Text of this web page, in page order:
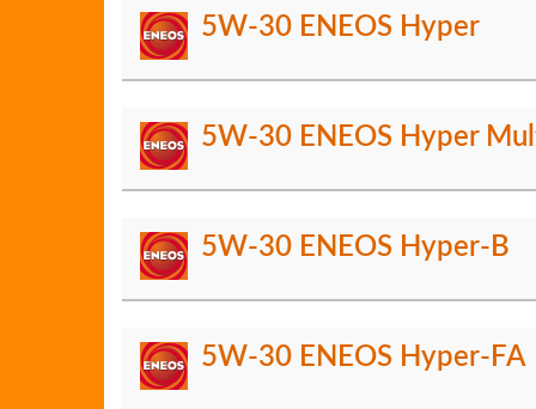
5W-30 ENEOS Hyper
5W-30 ENEOS Hyper
5W-30 ENEOS Hyper-B
5W-30 ENEOS Hyper-FA